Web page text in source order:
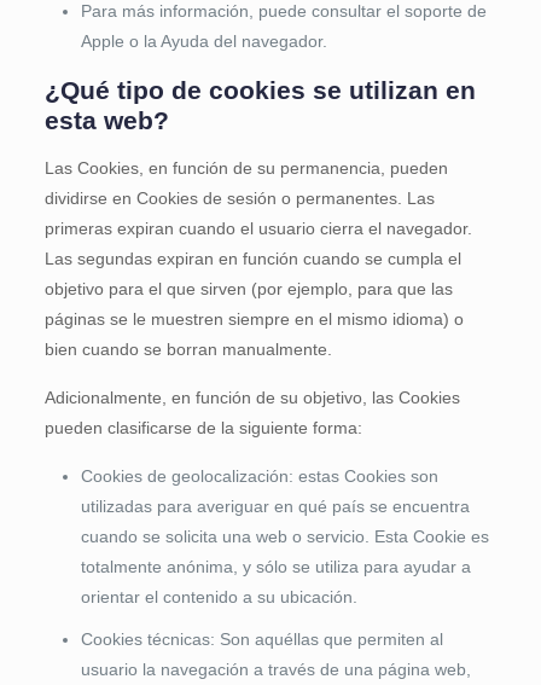
Para más información, puede consultar el soporte de
Apple o la Ayuda del navegador.
¿Qué tipo de cookies se utilizan en
esta web?
Las Cookies, en función de su permanencia, pueden
dividirse en Cookies de sesión o permanentes. Las
primeras expiran cuando el usuario cierra el navegador.
Las segundas expiran en función cuando se cumpla el
objetivo para el que sirven (por ejemplo, para que las
páginas se le muestren siempre en el mismo idioma) o
bien cuando se borran manualmente.
Adicionalmente, en función de su objetivo, las Cookies
pueden clasificarse de la siguiente forma:
Cookies de geolocalización: estas Cookies son
utilizadas para averiguar en qué país se encuentra
cuando se solicita una web o servicio. Esta Cookie es
totalmente anónima, y sólo se utiliza para ayudar a
orientar el contenido a su ubicación.
Cookies técnicas: Son aquéllas que permiten al
usuario la navegación a través de una página web,